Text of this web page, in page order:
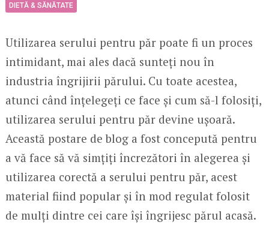
DIETĂ & SĂNĂTATE
Utilizarea serului pentru păr poate fi un proces
intimidant, mai ales dacă sunteți nou în
industria îngrijirii părului. Cu toate acestea,
atunci când înțelegeți ce face și cum să-l folosiți,
utilizarea serului pentru păr devine ușoară.
Această postare de blog a fost concepută pentru
a vă face să vă simțiți încrezători în alegerea și
utilizarea corectă a serului pentru păr, acest
material fiind popular și în mod regulat folosit
de mulți dintre cei care își îngrijesc părul acasă.